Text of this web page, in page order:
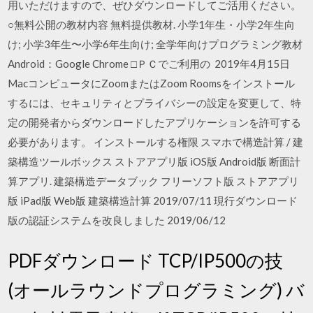
用いただけますので、ぜひダウンロードしてご活用ください。
○無料公開の教材内容 無料提供教材. 小学1年生・小学2年生向
け; 小学3年生〜小学6年生向け; 全学年向けプログラミング教材
Android：Google Chrome □ＰＣでご利用の 2019年4月15日
MacコンピュータにZoomまたはZoom Roomsをインストール
するには、セキュリティとプライバシーの設定を変更して、特
定の開発者からダウンロードしたアプリケーションを許可する
必要があります。 インストールする権限 スマホで構造計算 / 建
築構造ツールボックス ストアアプリ版 iOS版 Android版 断面計
算アプリ. 建築構造データブック フリーソフト版 ストアアプリ
版 iPad版 Web版 建築構造計算 2019/07/11 現行ダウンロード
版の認証システムを改良しました 2019/06/12
PDFダウンロード TCP/IP500の技
(オールラウンドプログラミング) バ